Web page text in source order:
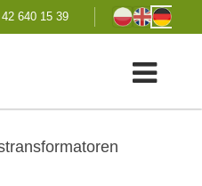
640 15 39